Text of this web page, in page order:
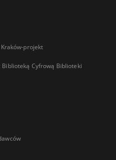
projekt
Biblioteką Cyfrową Biblioteki